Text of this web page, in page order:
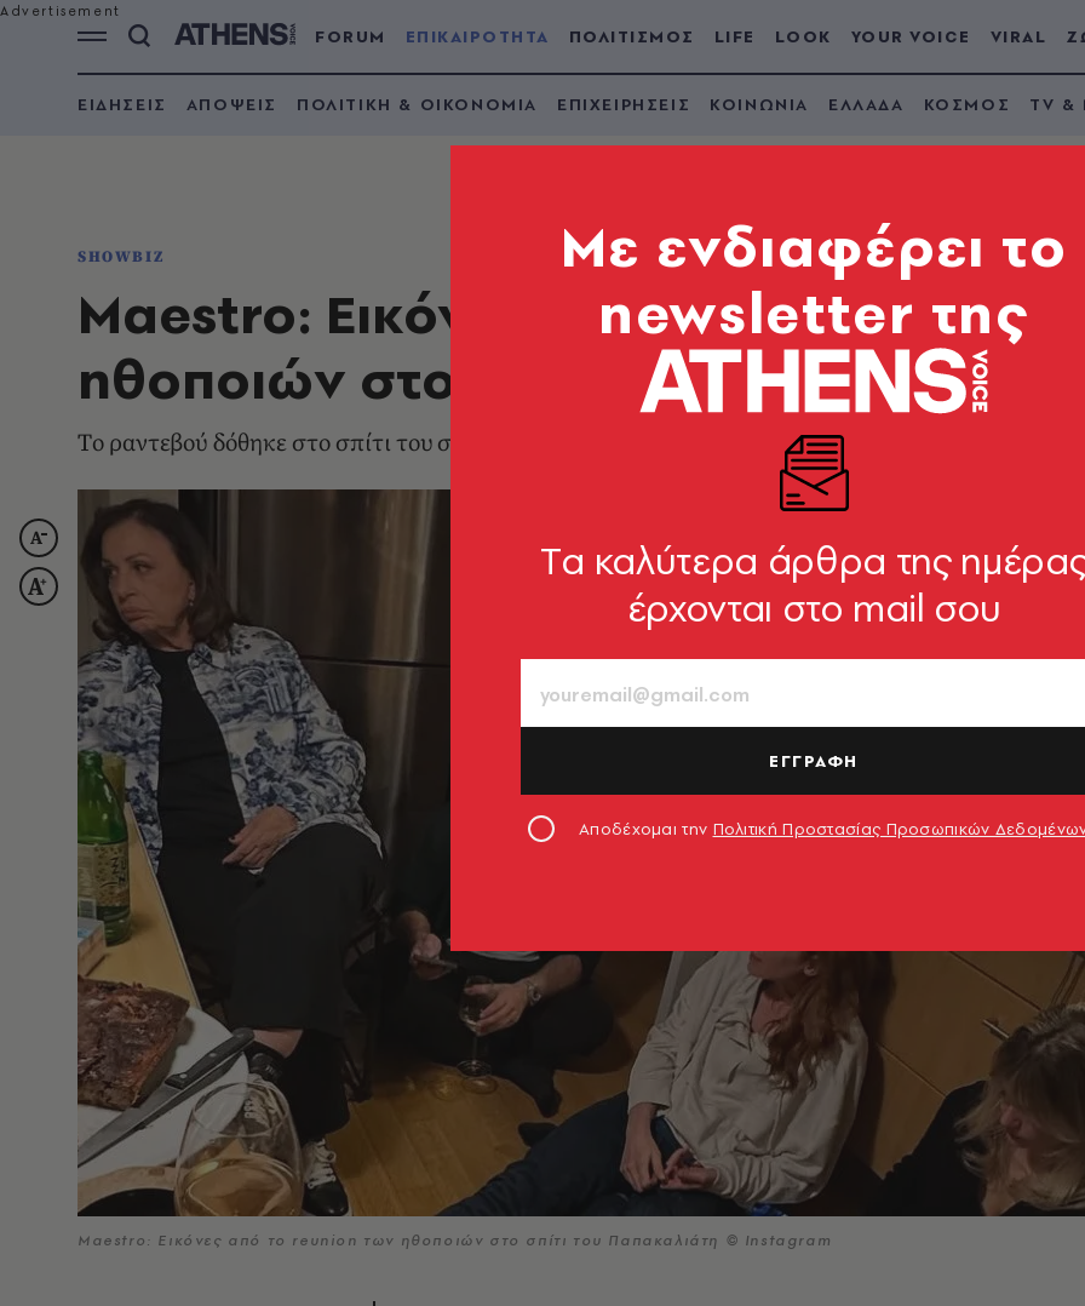
FORUM ΕΠΙΚΑΙΡΟΤΗΤΑ ΠΟΛΙΤΙΣΜΟΣ LIFE LOOK YOUR VOICE VIRAL
ΕΙΔΗΣΕΙΣ ΑΠΟΨΕΙΣ ΠΟΛΙΤΙΚΗ & ΟΙΚΟΝΟΜΙΑ ΕΠΙΧΕΙΡΗΣΕΙΣ ΚΟΙΝΩΝΙΑ ΕΛΛΑΔΑ ΚΟΣΜΟΣ TV &
SHOWBIZ
Maestro: Εικόνες από το reunion των
ηθοποιών στο σπίτι του Παπακαλιάτη
Tο ραντεβού δόθηκε στο σπίτι του σκηνοθέτη
Maestro: Εικόνες από το reunion των ηθοποιών στο σπίτι του Παπακαλιάτη © Instagram
Mε ενδιαφέρει το
newsletter της
Tα καλύτερα άρθρα της
έρχονται στο mail σου
ΕΓΓΡΑΦΗ
Αποδέχομαι την Πολιτική Προστασίας Προσωπικών